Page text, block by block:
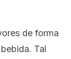
de forma
Tal